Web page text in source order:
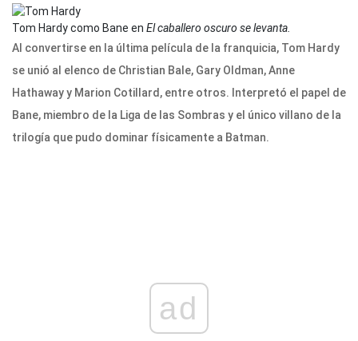
Tom Hardy como Bane en El caballero oscuro se levanta.
Al convertirse en la última película de la franquicia, Tom Hardy
se unió al elenco de Christian Bale, Gary Oldman, Anne
Hathaway y Marion Cotillard, entre otros. Interpretó el papel de
Bane, miembro de la Liga de las Sombras y el único villano de la
trilogía que pudo dominar físicamente a Batman.
ad